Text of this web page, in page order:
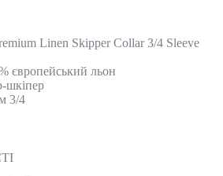
Linen Skipper Collar 3/4 Sleeve
європейський льон
шкіпер
3/4